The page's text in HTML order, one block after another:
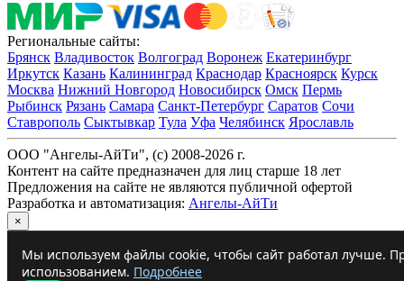
Региональные сайты:
Брянск Владивосток Волгоград Воронеж Екатеринбург
Иркутск Казань Калининград Краснодар Красноярск Курск
Москва Нижний Новгород Новосибирск Омск Пермь
Рыбинск Рязань Самара Санкт-Петербург Саратов Сочи
Ставрополь Сыктывкар Тула Уфа Челябинск Ярославль
ООО "Ангелы-АйТи", (c) 2008-2026 г.
Контент на сайте предназначен для лиц старше 18 лет
Предложения на сайте не являются публичной офертой
Разработка и автоматизация: Ангелы-АйТи
×
Мы используем файлы cookie, чтобы сайт работал лучше.
использованием. Подробнее